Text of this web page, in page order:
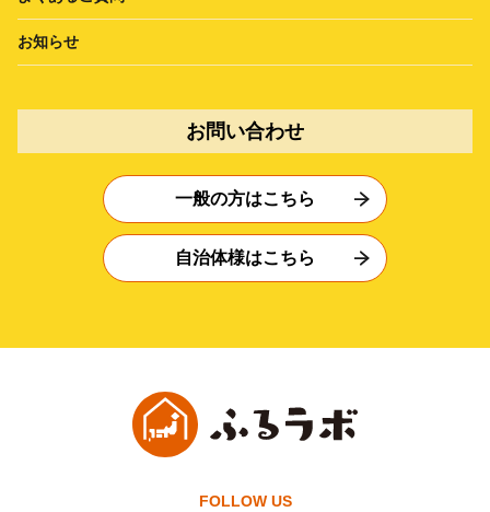
お知らせ
お問い合わせ
一般の方はこちら
自治体様はこちら
FOLLOW US